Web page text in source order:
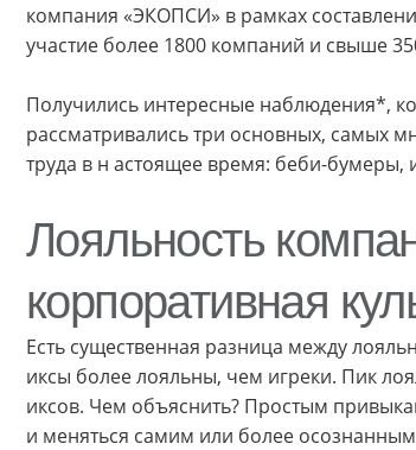
компания «ЭКОПСИ» в рамках
участие более 1800 компаний и свыше
Получились интересные наблюдения*,
рассматривались три основных, самых
труда в н астоящее время: беби-бумеры,
Лояльность
корпоративная
Есть существенная разница между
иксы более лояльны, чем игреки. Пик
иксов. Чем объяснить? Простым
и меняться самим или более